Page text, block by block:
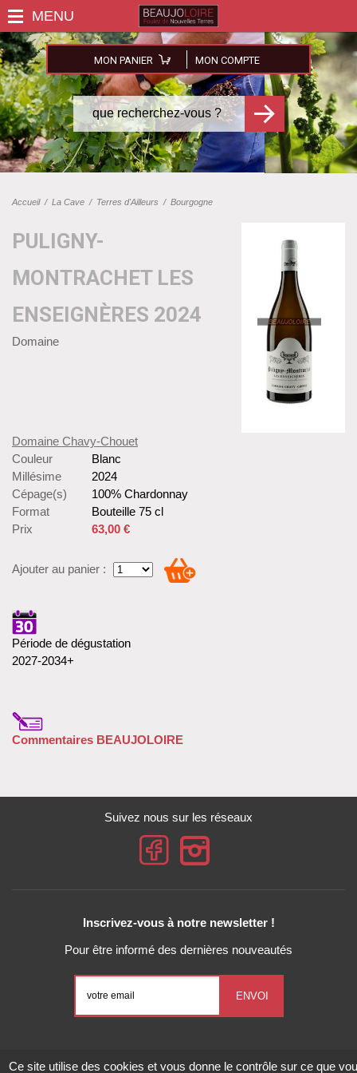
MON PANIER MON COMPTE
Accueil/ La Cave / Terres d'Ailleurs / Bourgogne
PULIGNY-
MONTRACHET LES
ENSEIGNÈRES 2024
Domaine
Domaine Chavy-Chouet
Couleur
Blanc
Millésime
2024
Cépage(s)
100% Chardonnay
Format
Bouteille 75 cl
Prix
63,00 €
Ajouter au panier :
Période de dégustation
2027-2034+
Commentaires BEAUJOLOIRE
Suivez nous sur les réseaux
Inscrivez-vous à notre newsletter !
Pour être informé des dernières nouveautés
Ce site utilise des cookies et vous donne le contrôle sur ce que